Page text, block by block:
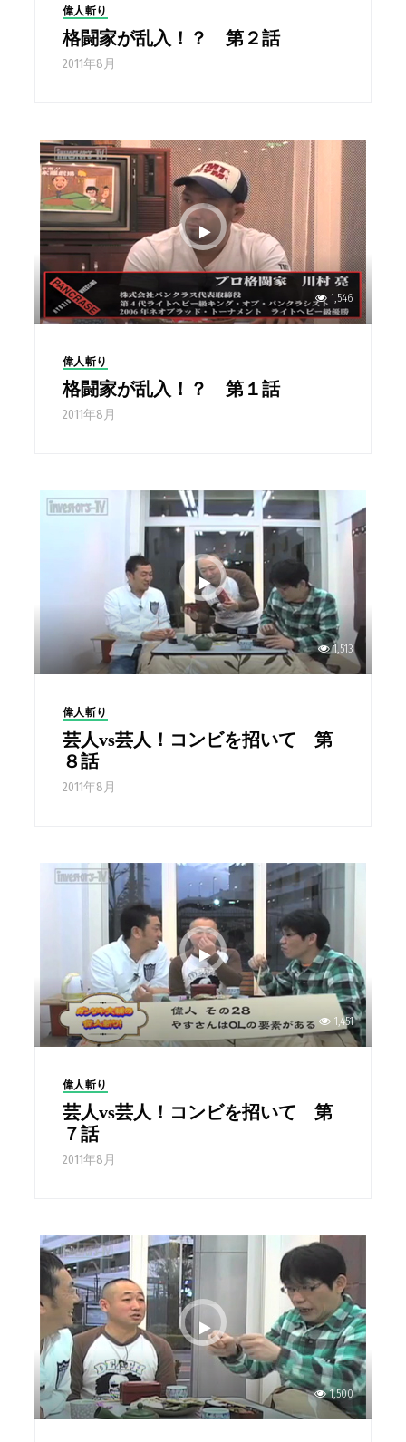
偉人斬り
格闘家が乱入！？ 第２話
2011年8月
1,546
偉人斬り
格闘家が乱入！？ 第１話
2011年8月
1,513
偉人斬り
芸人vs芸人！コンビを招いて 第
８話
2011年8月
1,451
偉人斬り
芸人vs芸人！コンビを招いて 第
７話
2011年8月
1,500